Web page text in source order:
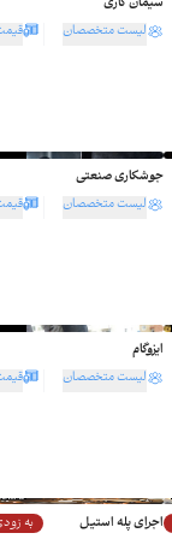
لیست متخصصان
جوشکاری صنعتی
لیست متخصصان
ایزوگام
لیست متخصصان
اجرای پله استیل
به